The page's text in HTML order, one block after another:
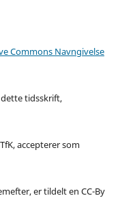
Commons Navngivelse
tidsskrift,
accepterer som
er tildelt en CC-By